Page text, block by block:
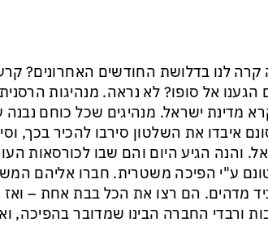
לנו בדלושת החודשים האחרונים?
הגענו אל סופו? לא נראה. מנהיגות
מדינת ישראל. מנהיגים שכל כוחם נבנה
איבדו את השלטון סירבו להכיר בכך,
והנה הגיע היום והם שבו לכורסאות
ע"י הפיכה משטרית. חברו אליהם
מדהים. הם רצו את הכל בבת אחת – ואז
ורבדי החברה הבינו שמדובר בהפיכה,